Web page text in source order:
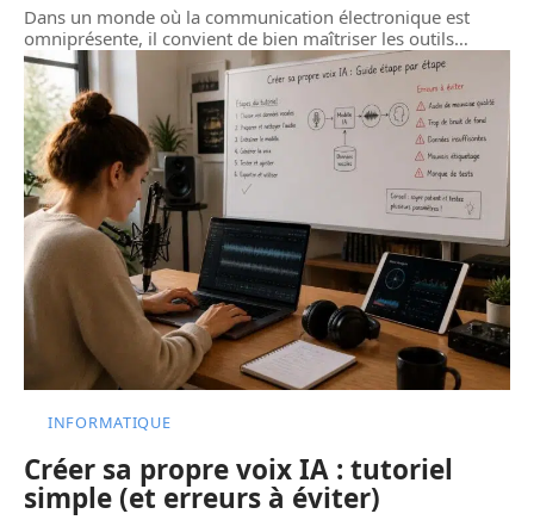
Dans un monde où la communication électronique est
omniprésente, il convient de bien maîtriser les outils…
INFORMATIQUE
Créer sa propre voix IA : tutoriel
simple (et erreurs à éviter)